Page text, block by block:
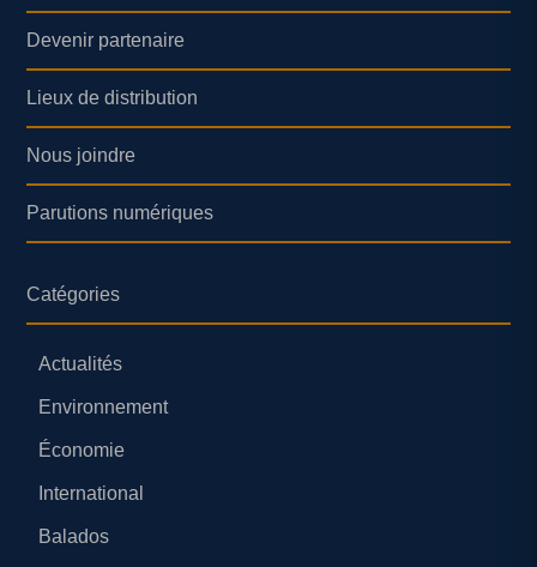
Devenir partenaire
Lieux de distribution
Nous joindre
Parutions numériques
Catégories
Actualités
Environnement
Économie
International
Balados